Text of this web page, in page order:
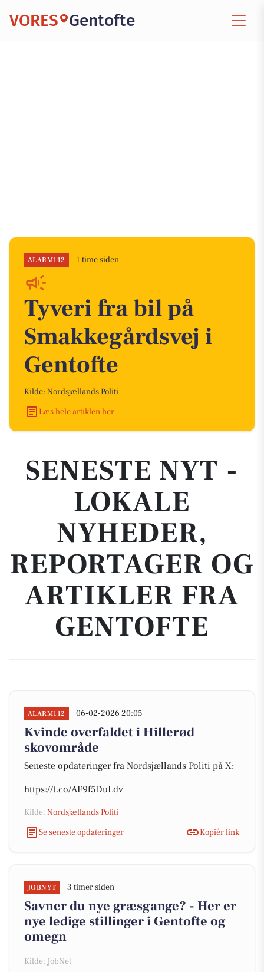
VORES Gentofte
ALARM112 1 time siden
Tyveri fra bil på
Smakkegårdsvej i
Gentofte
Kilde: Nordsjællands Politi
Læs hele artiklen her
SENESTE NYT -
LOKALE
NYHEDER,
REPORTAGER OG
ARTIKLER FRA
GENTOFTE
ALARM112 06-02-2026 20:05
Kvinde overfaldet i Hillerød
skovområde
Seneste opdateringer fra Nordsjællands Politi på X:
https://t.co/AF9f5DuLdv
Kilde: Nordsjællands Politi
Se seneste opdateringer
Kopiér link
JOBNYT 3 timer siden
Savner du nye græsgange? - Her er
nye ledige stillinger i Gentofte og
omegn
Kilde: JobNet